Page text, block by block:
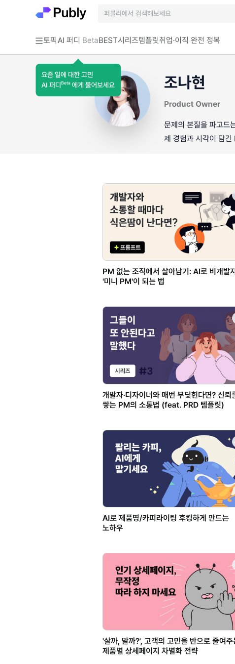
토픽AI 퍼디 Beta
요즘 일에 대한 고민
AI 퍼디 Beta 에게 물어보세요
BEST시리즈템플릿취업·이직 완전 정복
조나현
Product Owner
문제의 본질을 파고드
제 경험과 시각이 담
PM 없는 조직에서 살아남기: AI로 비개발
'미니 PM'이 되는 법
개발자·디자이너와 매번 부딪힌다면? 신뢰
쌓는 PM의 소통법 (feat. PRD 템플릿)
AI로 제품명/카피라이팅 후킹하게 만드는
노하우
'살까, 말까?', 고객의 고민을 반으로 줄여주
제품별 상세페이지 차별화 전략